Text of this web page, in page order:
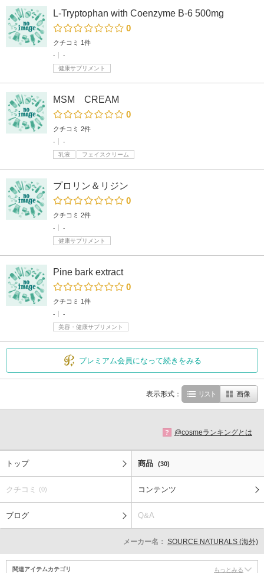
L-Tryptophan with Coenzyme B-6 500mg
0
クチコミ 1件
-
-
健康サプリメント
MSM CREAM
0
クチコミ 2件
-
-
乳液
フェイスクリーム
プロリン＆リジン
0
クチコミ 2件
-
-
健康サプリメント
Pine bark extract
0
クチコミ 1件
-
-
美容・健康サプリメント
プレミアム会員になって続きをみる
表示形式： リスト 画像
? @cosmeランキングとは
トップ 商品 (30)
クチコミ (0) コンテンツ
ブログ Q&A
メーカー名： SOURCE NATURALS (海外)
関連アイテムカテゴリ もっとみる